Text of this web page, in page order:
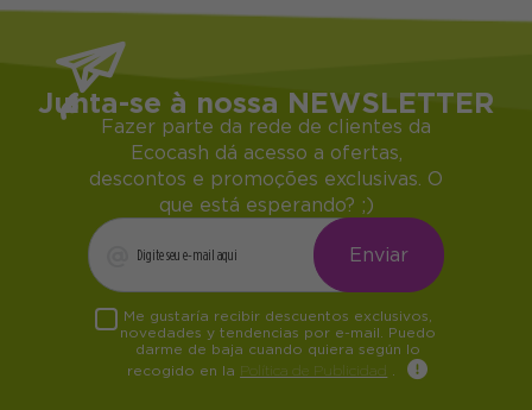
Junta-se à nossa NEWSLETTER
Fazer parte da rede de clientes da
Ecocash dá acesso a ofertas,
descontos e promoções exclusivas. O
que está esperando? ;)
Me gustaría recibir descuentos exclusivos,
novedades y tendencias por e-mail. Puedo
darme de baja cuando quiera según lo
recogido en la Política de Publicidad